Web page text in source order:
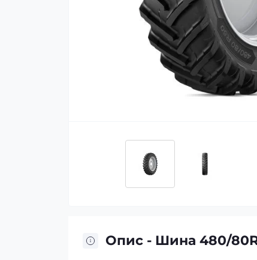
Опис - Шина 480/